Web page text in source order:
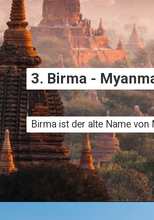
3. Birma -
3. Birma -
Birma ist der alte Name von
Birma ist der alte Name von